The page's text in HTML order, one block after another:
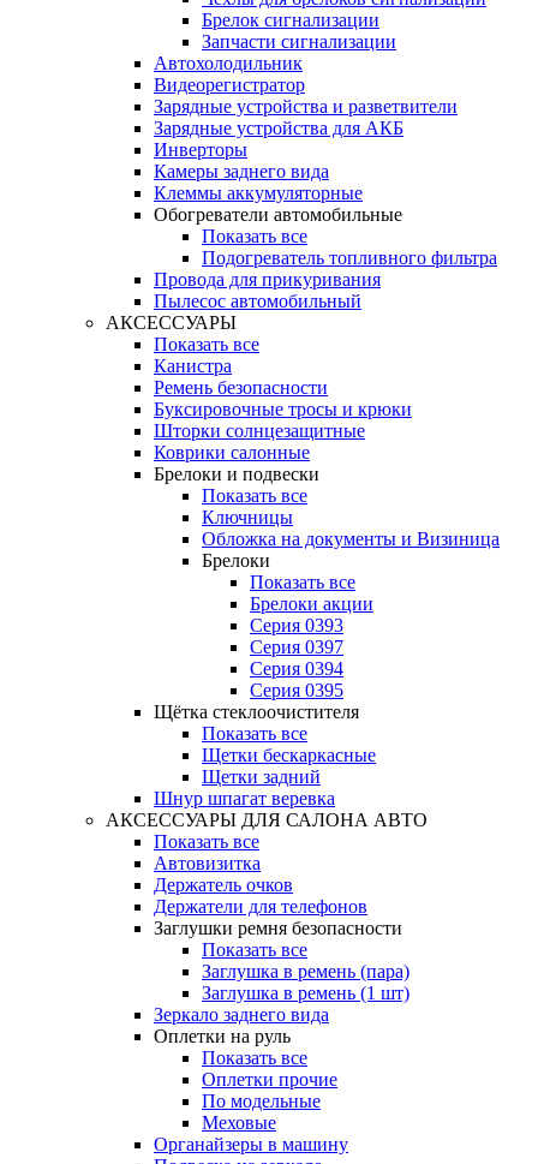
Брелок сигнализации
Запчасти сигнализации
Автохолодильник
Видеорегистратор
Зарядные устройства и разветвители
Зарядные устройства для АКБ
Инверторы
Камеры заднего вида
Клеммы аккумуляторные
Обогреватели автомобильные
Показать все
Подогреватель топливного фильтра
Провода для прикуривания
Пылесос автомобильный
АКСЕССУАРЫ
Показать все
Канистра
Ремень безопасности
Буксировочные тросы и крюки
Шторки солнцезащитные
Коврики салонные
Брелоки и подвески
Показать все
Ключницы
Обложка на документы и Визиница
Брелоки
Показать все
Брелоки акции
Серия 0393
Серия 0397
Серия 0394
Серия 0395
Щётка стеклоочистителя
Показать все
Щетки бескаркасные
Щетки задний
Шнур шпагат веревка
АКСЕССУАРЫ ДЛЯ САЛОНА АВТО
Показать все
Автовизитка
Держатель очков
Держатели для телефонов
Заглушки ремня безопасности
Показать все
Заглушка в ремень (пара)
Заглушка в ремень (1 шт)
Зеркало заднего вида
Оплетки на руль
Показать все
Оплетки прочиe
По модельные
Меховые
Органайзеры в машину